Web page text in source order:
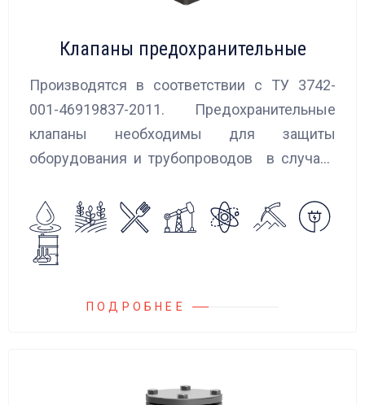
Клапаны предохранительные
Производятся в соответствии с ТУ 3742-
001-46919837-2011. Предохранительные
клапаны необходимы для защиты
оборудования и трубопроводов в случаях
сброса среды в систему низкого давления.
ПОДРОБНЕЕ